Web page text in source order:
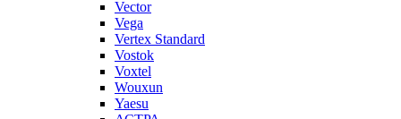
Vector
Vega
Vertex Standard
Vostok
Voxtel
Wouxun
Yaesu